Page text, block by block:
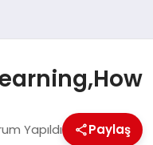
Yapıldı Paylaş